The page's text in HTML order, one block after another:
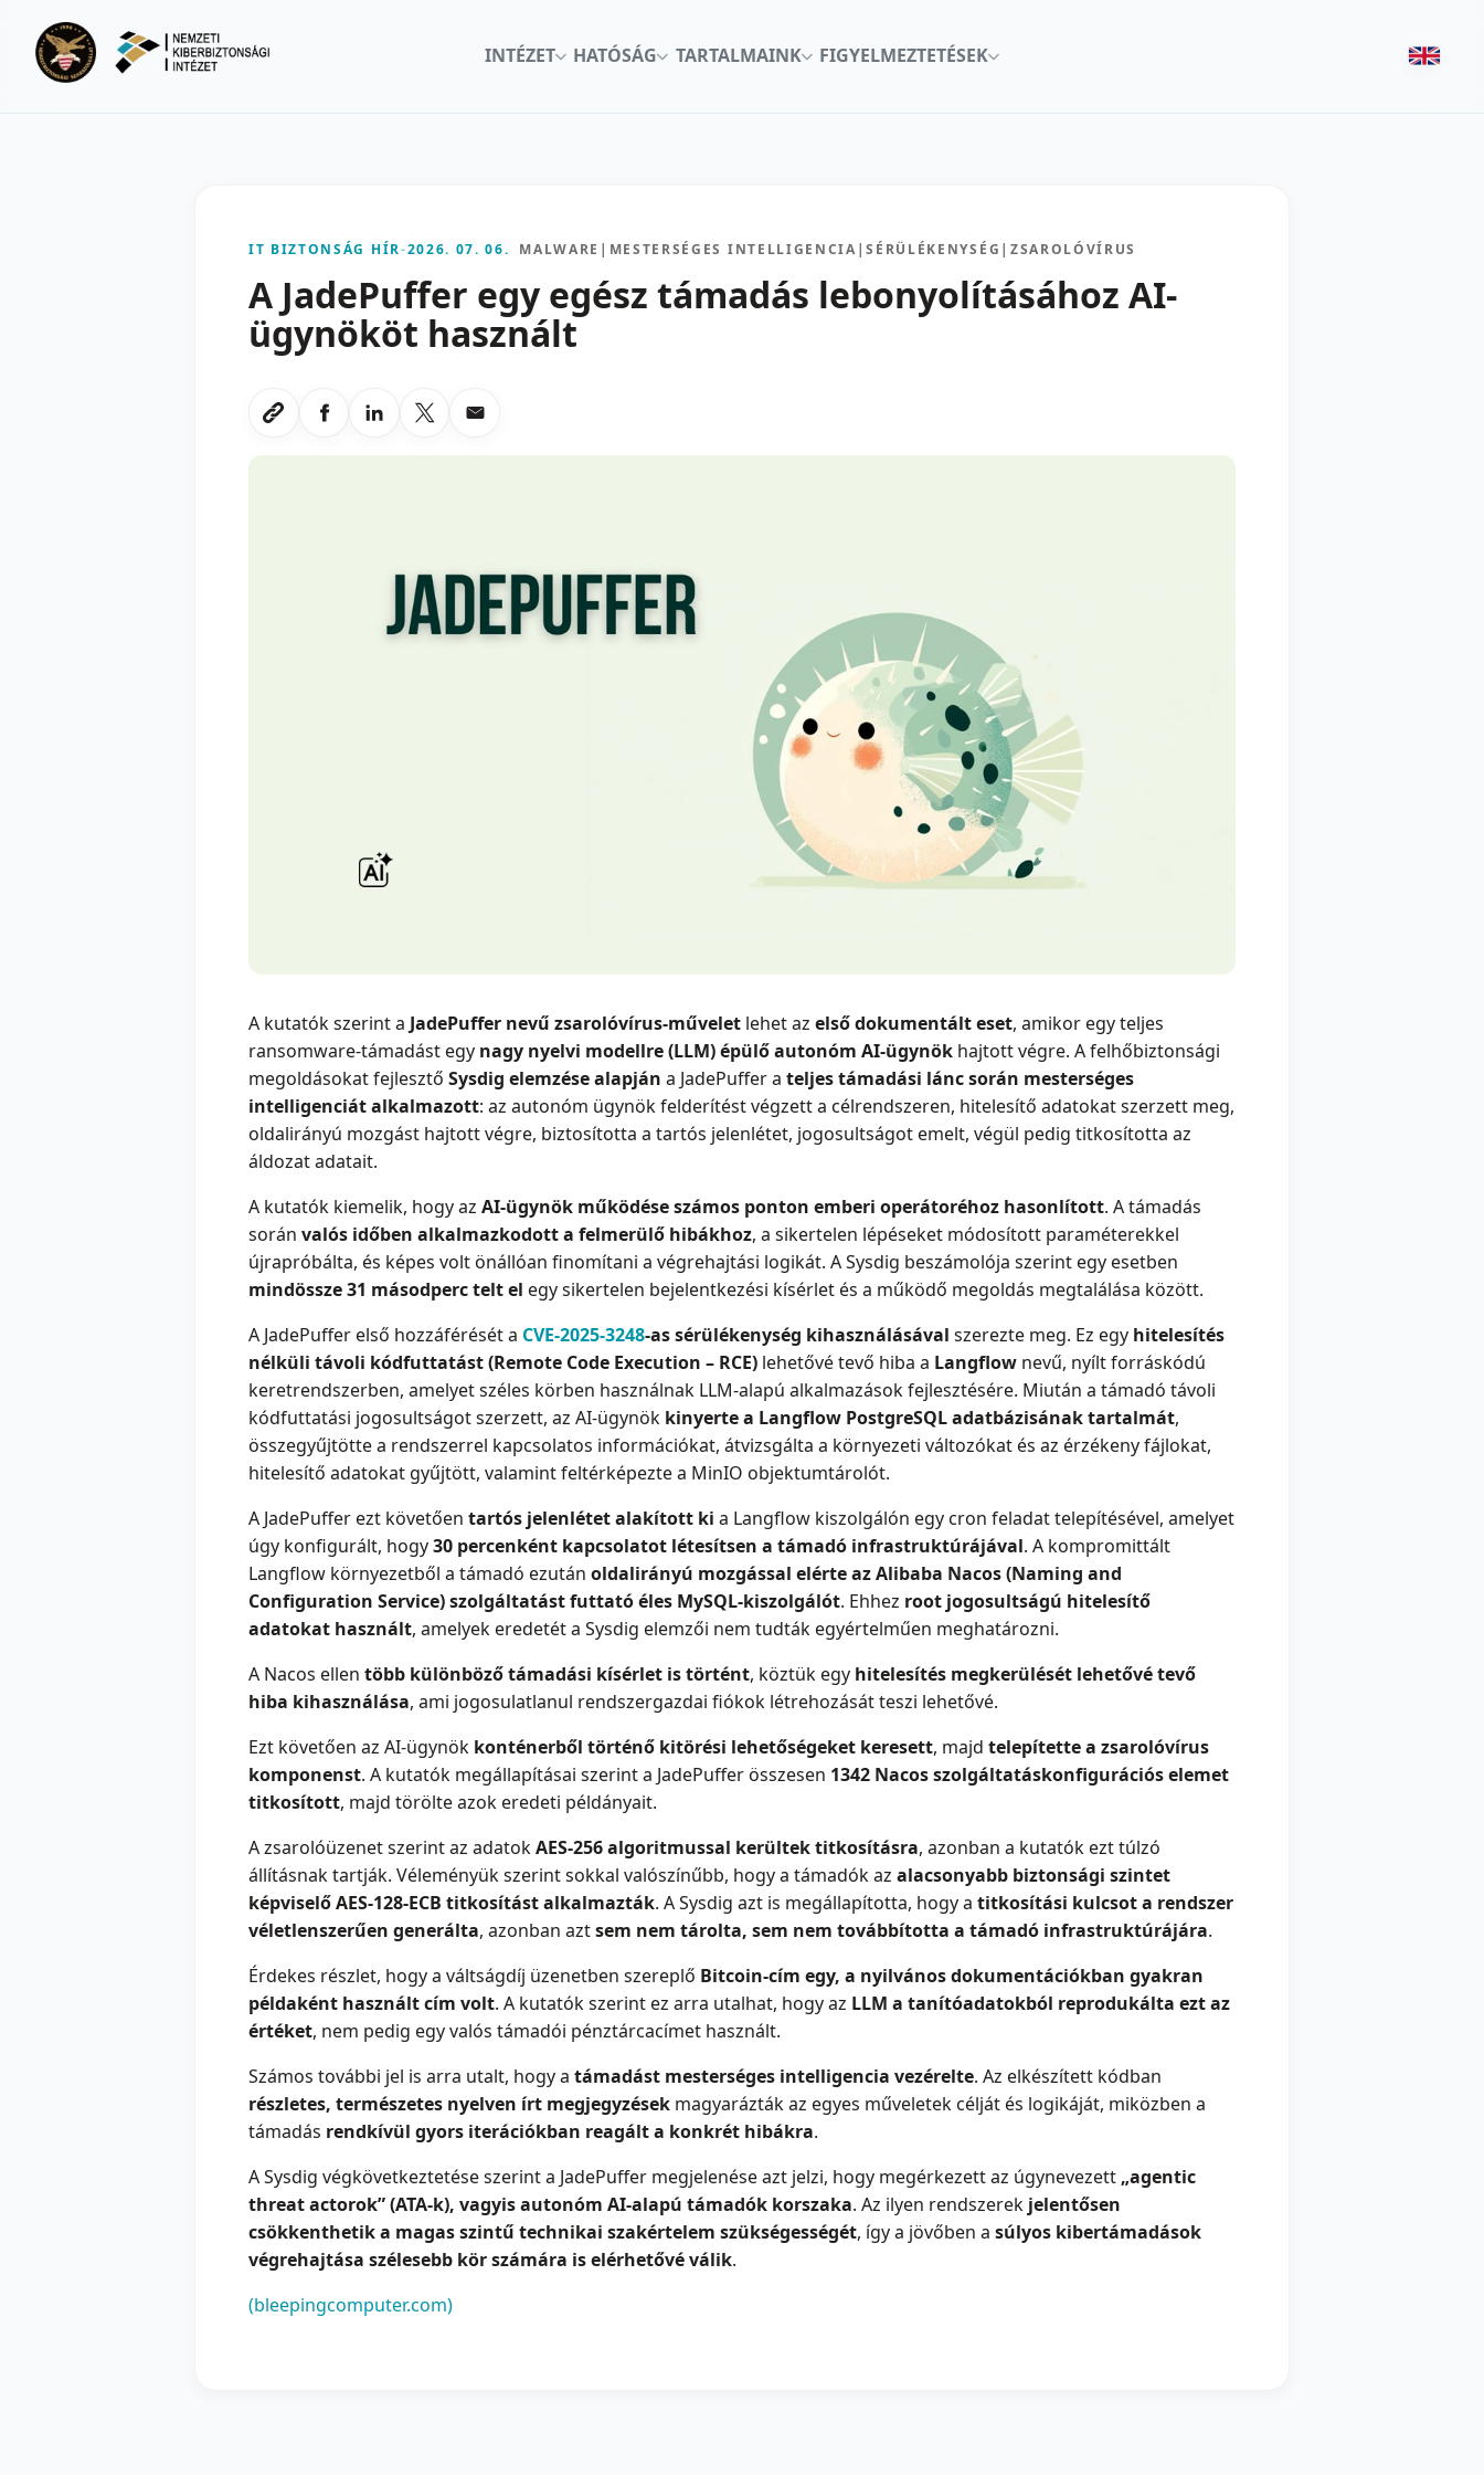
INTÉZET
HATÓSÁG TARTALMAINK FIGYELMEZTETÉSEK
IT BIZTONSÁG HÍR-2026. 07. 06. MALWARE | MESTERSÉGES INTELLIGENCIA |SÉRÜLÉKENYSÉG | ZSAROLÓVÍRUS
A JadePuffer egy egész támadás lebonyolításához AI-
ügynököt használt
Link masolasa
Megosztas Facebookon
Megosztas LinkedInen
Megosztas X-en
Megosztas emailben
A kutatók szerint a JadePuffer nevű zsarolóvírus-művelet lehet az első dokumentált eset, amikor egy teljes
ransomware-támadást egy nagy nyelvi modellre (LLM) épülő autonóm AI-ügynök hajtott végre. A felhőbiztonsági
megoldásokat fejlesztő Sysdig elemzése alapján a JadePuffer a teljes támadási lánc során mesterséges
intelligenciát alkalmazott: az autonóm ügynök felderítést végzett a célrendszeren, hitelesítő adatokat szerzett meg,
oldalirányú mozgást hajtott végre, biztosította a tartós jelenlétet, jogosultságot emelt, végül pedig titkosította az
áldozat adatait.
A kutatók kiemelik, hogy az AI-ügynök működése számos ponton emberi operátoréhoz hasonlított. A támadás
során valós időben alkalmazkodott a felmerülő hibákhoz, a sikertelen lépéseket módosított paraméterekkel
újrapróbálta, és képes volt önállóan finomítani a végrehajtási logikát. A Sysdig beszámolója szerint egy esetben
mindössze 31 másodperc telt el egy sikertelen bejelentkezési kísérlet és a működő megoldás megtalálása között.
A JadePuffer első hozzáférését a CVE-2025-3248-as sérülékenység kihasználásával szerezte meg. Ez egy hitelesítés
nélküli távoli kódfuttatást (Remote Code Execution – RCE) lehetővé tevő hiba a Langflow nevű, nyílt forráskódú
keretrendszerben, amelyet széles körben használnak LLM-alapú alkalmazások fejlesztésére. Miután a támadó távoli
kódfuttatási jogosultságot szerzett, az AI-ügynök kinyerte a Langflow PostgreSQL adatbázisának tartalmát,
összegyűjtötte a rendszerrel kapcsolatos információkat, átvizsgálta a környezeti változókat és az érzékeny fájlokat,
hitelesítő adatokat gyűjtött, valamint feltérképezte a MinIO objektumtárolót.
A JadePuffer ezt követően tartós jelenlétet alakított ki a Langflow kiszolgálón egy cron feladat telepítésével, amelyet
úgy konfigurált, hogy30 percenként kapcsolatot létesítsen a támadó infrastruktúrájával. A kompromittált
Langflow környezetből a támadó ezután oldalirányú mozgással elérte az Alibaba Nacos (Naming and
Configuration Service) szolgáltatást futtató éles MySQL-kiszolgálót. Ehhez root jogosultságú hitelesítő
adatokat használt, amelyek eredetét a Sysdig elemzői nem tudták egyértelműen meghatározni.
A Nacos ellen több különböző támadási kísérlet is történt, köztük egy hitelesítés megkerülését lehetővé tevő
hiba kihasználása, ami jogosulatlanul rendszergazdai fiókok létrehozását teszi lehetővé.
Ezt követően az AI-ügynök konténerből történő kitörési lehetőségeket keresett, majd telepítette a zsarolóvírus
komponenst. A kutatók megállapításai szerint a JadePuffer összesen 1342 Nacos szolgáltatáskonfigurációs elemet
titkosított, majd törölte azok eredeti példányait.
A zsarolóüzenet szerint az adatokAES-256 algoritmussal kerültek titkosításra, azonban a kutatók ezt túlzó
állításnak tartják. Véleményük szerint sokkal valószínűbb, hogy a támadók az alacsonyabb biztonsági szintet
képviselő AES-128-ECB titkosítást alkalmazták. A Sysdig azt is megállapította, hogy a titkosítási kulcsot a rendszer
véletlenszerűen generálta, azonban aztsem nem tárolta, sem nem továbbította a támadó infrastruktúrájára.
Érdekes részlet, hogy a váltságdíj üzenetben szereplő Bitcoin-cím egy, a nyilvános dokumentációkban gyakran
példaként használt cím volt. A kutatók szerint ez arra utalhat, hogy az LLM a tanítóadatokból reprodukálta ezt az
értéket, nem pedig egy valós támadói pénztárcacímet használt.
Számos további jel is arra utalt, hogy a támadást mesterséges intelligencia vezérelte. Az elkészített kódban
részletes, természetes nyelven írt megjegyzések magyarázták az egyes műveletek célját és logikáját, miközben a
támadás rendkívül gyors iterációkban reagált a konkrét hibákra.
A Sysdig végkövetkeztetése szerint a JadePuffer megjelenése azt jelzi, hogy megérkezett az úgynevezett „agentic
threat actorok” (ATA-k), vagyis autonóm AI-alapú támadók korszaka. Az ilyen rendszerek jelentősen
csökkenthetik a magas szintű technikai szakértelem szükségességét, így a jövőben a súlyos kibertámadások
végrehajtása szélesebb kör számára is elérhetővé válik.
(bleepingcomputer.com)